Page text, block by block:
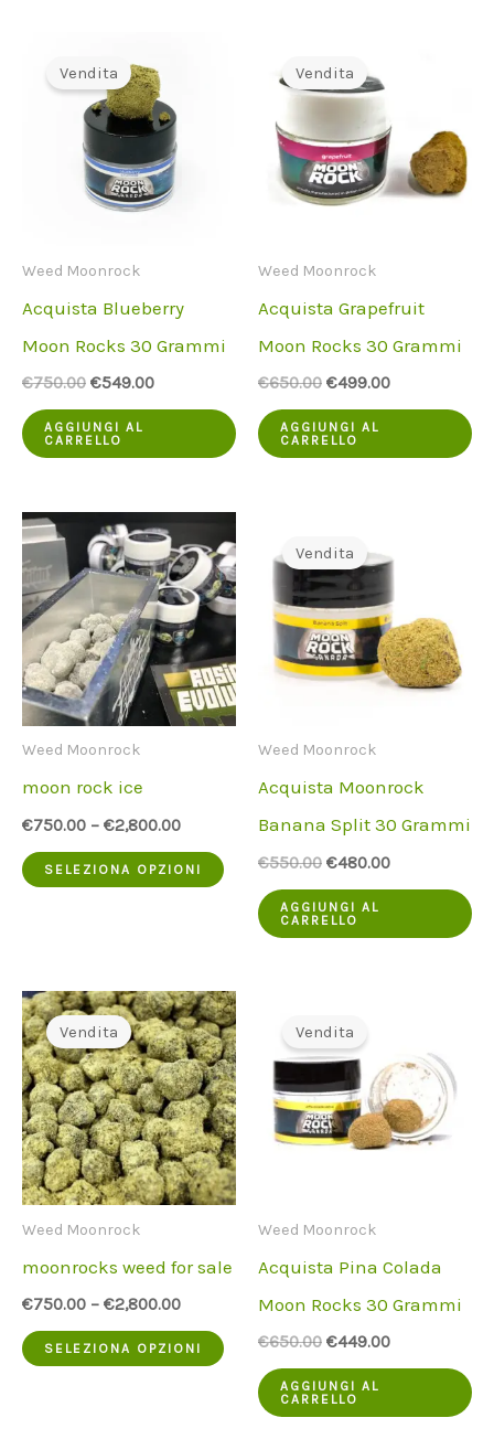
Vendita
Weed Moonrock
Acquista Blueberry
Moon Rocks 30 Grammi
€750.00 Il
originale
era:
€549.00Il
AGGIUNGI AL
CARRELLO
Vendita
Weed Moonrock
Acquista Grapefruit
Moon Rocks 30 Grammi
€650.00 Il
originale
era:
€499.00Il
AGGIUNGI AL
CARRELLO
Weed Moonrock
moon rock ice
€750.00 – €2,800.00
SELEZIONA OPZIONI
Questo
prodotto
varianti.
Le
opzioni
possono
essere
scelte
nella
pagina
prodotto
Vendita
Weed Moonrock
Acquista Moonrock
Banana Split 30 Grammi
€550.00 Il
originale
era:
€480.00Il
AGGIUNGI AL
CARRELLO
Vendita
Weed Moonrock
moonrocks weed for sale
€750.00 – €2,800.00
SELEZIONA OPZIONI
Questo
prodotto
Vendita
Weed Moonrock
Acquista Pina Colada
Moon Rocks 30 Grammi
€650.00 Il
originale
era:
€449.00Il
AGGIUNGI AL
CARRELLO